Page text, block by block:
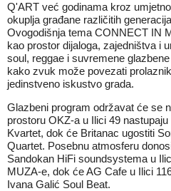
Q'ART već godinama kroz
okuplja građane različitih
Ovogodišnja tema CONNECT IN
kao prostor dijaloga, zajedništva i
soul, reggae i suvremene
kako zvuk može povezati
jedinstveno iskustvo grada.
Glazbeni program održavat će se
prostoru OKZ-a u Ilici 49
Kvartet, dok će Britanac ugostiti
Quartet. Posebnu atmosferu
Sandokan HiFi soundsystema u
MUZA-e, dok će AG Cafe u Ilici
Ivana Galić Soul Beat.